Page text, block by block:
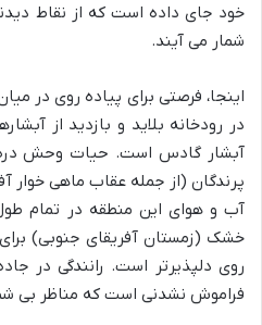
خود جای داده است که از نقاط
شمار می آیند.
اینجا، فرصتی برای پیاده روی در
در رودخانه بلاید و بازدید از
آبشار گادس است. حیات وحش دره
پرندگان (از جمله عقاب ماهی خوار
آب و هوای این منطقه در تمام
خشک (زمستان آفریقای جنوبی)
روی دلپذیرتر است. رانندگی در
فراموش نشدنی است که مناظر بی